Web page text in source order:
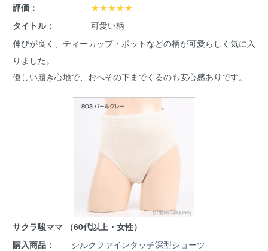
評価：
★★★★★
タイトル：
可愛い柄
伸びが良く、ティーカップ・ポットなどの柄が可愛らしく気に入
りました。
優しい履き心地で、おへその下までくるのも安心感ありです。
サクラ駿ママ （60代以上・女性）
購入商品：
シルクファインタッチ深型ショーツ